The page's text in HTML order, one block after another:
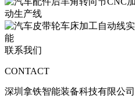
联系我们
CONTACT
深圳拿铁智能装备科技有限公司